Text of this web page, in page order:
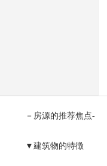
－房源的推荐焦点-
▼建筑物的特徴